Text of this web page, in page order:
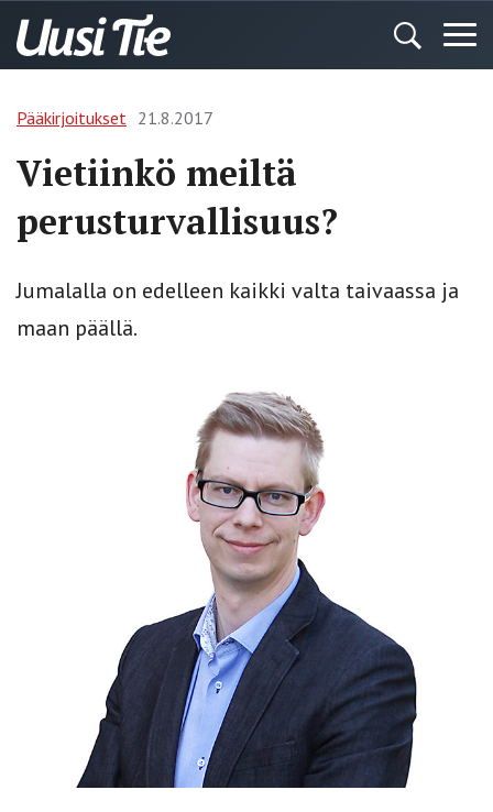
Pääkirjoitukset 21.8.2017
Vietiinkö meiltä
perusturvallisuus?
Jumalalla on edelleen kaikki valta taivaassa ja
maan päällä.